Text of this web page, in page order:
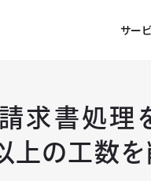
サー
求書処理
上の工数